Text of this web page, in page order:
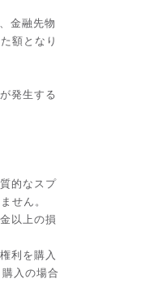
金融先物
額となり
発生する
的なスプ
せん。
以上の損
利を購入
入の場合